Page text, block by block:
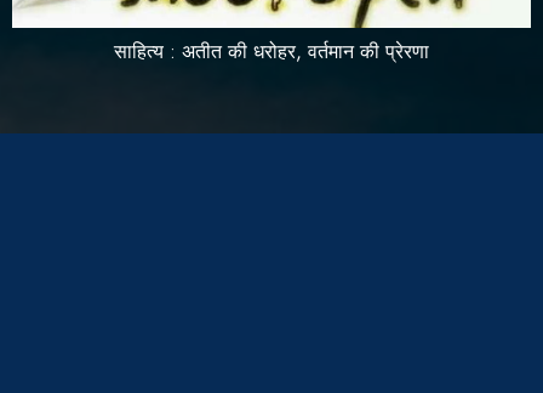
साहित्य : अतीत की धरोहर, वर्तमान की प्रेरणा